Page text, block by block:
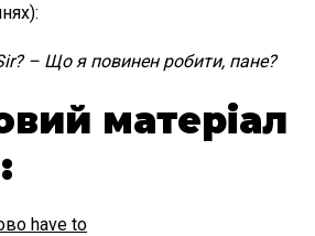
– Що я повинен робити, пане?
матеріал
have to